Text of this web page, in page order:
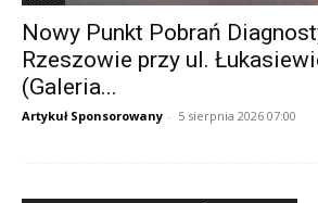
Nowy Punkt Pobrań
Rzeszowie przy ul.
(Galeria...
Artykuł Sponsorowany - 5 sierpnia 2026 07:00